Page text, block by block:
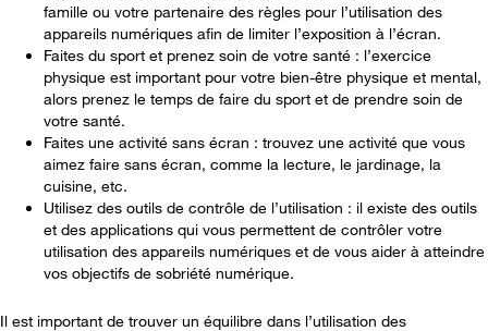
famille ou votre partenaire des règles pour l’utilisation des
appareils numériques afin de limiter l’exposition à l’écran.
Faites du sport et prenez soin de votre santé : l’exercice
physique est important pour votre bien-être physique et mental,
alors prenez le temps de faire du sport et de prendre soin de
votre santé.
Faites une activité sans écran : trouvez une activité que vous
aimez faire sans écran, comme la lecture, le jardinage, la
cuisine, etc.
Utilisez des outils de contrôle de l’utilisation : il existe des outils
et des applications qui vous permettent de contrôler votre
utilisation des appareils numériques et de vous aider à atteindre
vos objectifs de sobriété numérique.
Il est important de trouver un équilibre dans l’utilisation des